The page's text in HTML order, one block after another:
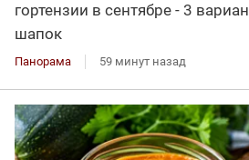
гортензии в сентябре - 3
шапок
Панорама 59 минут назад